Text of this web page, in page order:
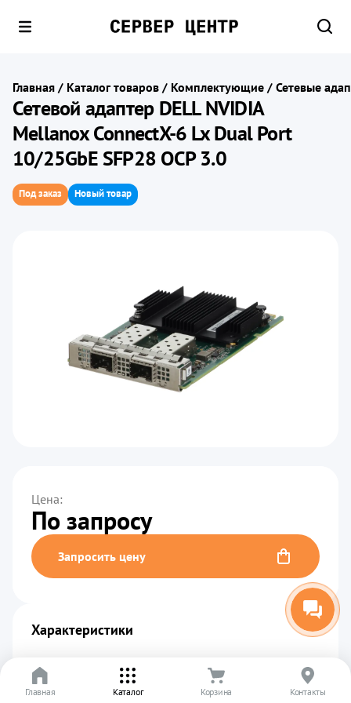
Главная / Каталог товаров / Комплектующие / Сетевые
Сетевой адаптер DELL NVIDIA
Mellanox ConnectX-6 Lx Dual Port
10/25GbE SFP28 OCP 3.0
Под заказ Новый товар
Цена:
По запросу
Запросить цену
Характеристики
Производитель
DELL
Код производителя
DN78C
Главная Каталог Корзина Контакты